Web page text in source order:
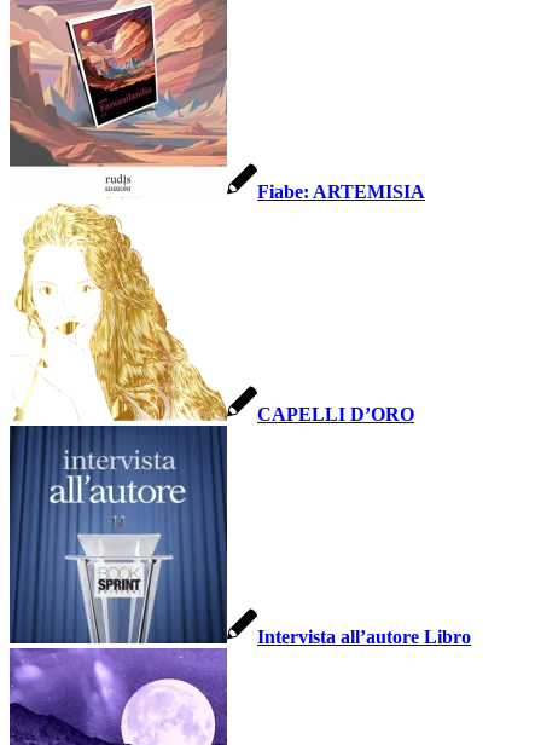
Fiabe: ARTEMISIA
CAPELLI D’ORO
Intervista all’autore Libro